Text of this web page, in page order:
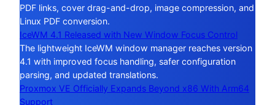
PDF links, cover drag-and-drop, image compression, and
Linux PDF conversion.
IceWM 4.1 Released with New Window Focus Control
The lightweight IceWM window manager reaches version
4.1 with improved focus handling, safer configuration
parsing, and updated translations.
Proxmox VE Officially Expands Beyond x86 With Arm64
Support